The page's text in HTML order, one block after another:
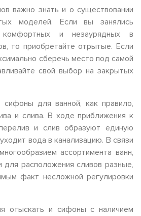
важно знать и о существовании
моделей. Если вы занялись
и незаурядных в
то приобретайте отрытые. Если
сберечь место под самой
свой выбор на закрытых
для ванной, как правило,
и слива. В ходе приближения к
и слив образуют единую
вода в канализацию. В связи
ассортимента ванн,
расположения сливов разные,
факт несложной регулировки
отыскать и сифоны с наличием